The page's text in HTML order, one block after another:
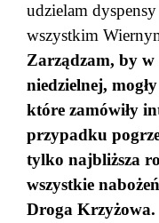
udzielam
wszystkim
Zarządzam, by
niedzielnej,
które zamówiły
przypadku
tylko najbliższa
wszystkie
Droga Krzyżowa.